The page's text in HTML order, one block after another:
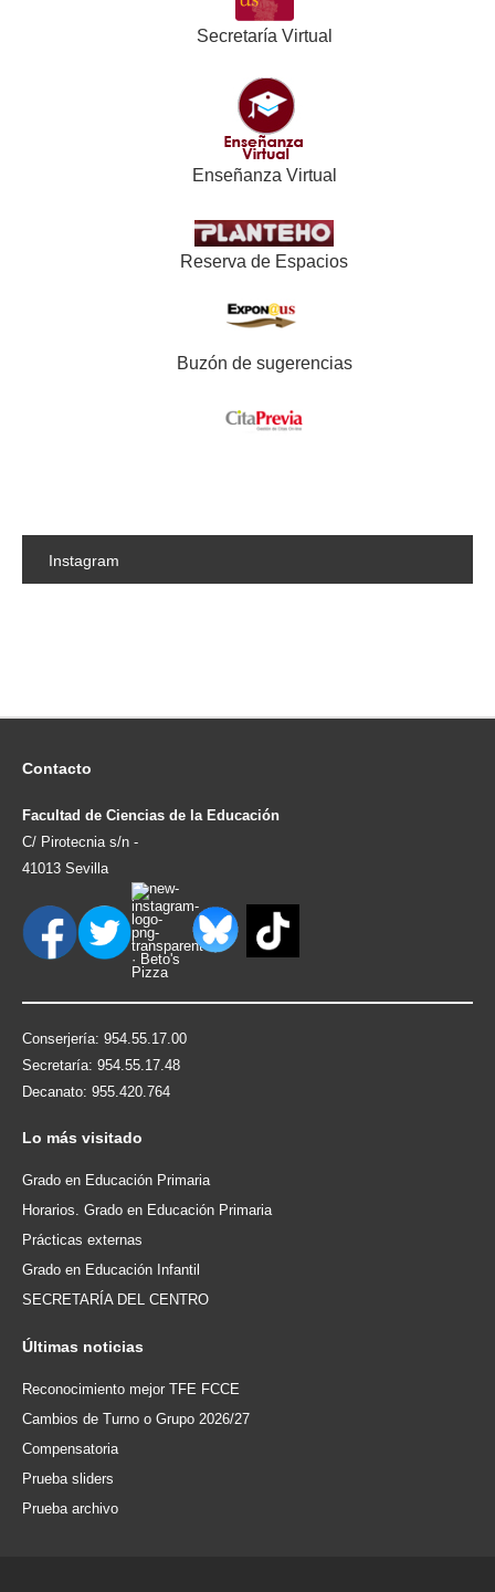
Secretaría Virtual
Enseñanza Virtual
Reserva de Espacios
Buzón de sugerencias
Instagram
Contacto
Facultad de Ciencias de la Educación
C/ Pirotecnia s/n -
41013 Sevilla
Conserjería: 954.55.17.00
Secretaría: 954.55.17.48
Decanato: 955.420.764
Lo más visitado
Grado en Educación Primaria
Horarios. Grado en Educación Primaria
Prácticas externas
Grado en Educación Infantil
SECRETARÍA DEL CENTRO
Últimas noticias
Reconocimiento mejor TFE FCCE
Cambios de Turno o Grupo 2026/27
Compensatoria
Prueba sliders
Prueba archivo